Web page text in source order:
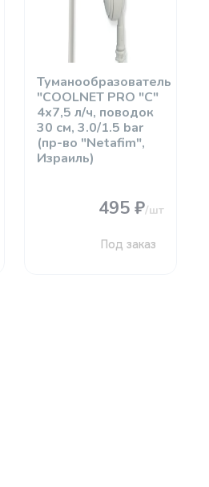
Туманообразователь
"COOLNET PRO "C"
4х7,5 л/ч, поводок
30 см, 3.0/1.5 bar
(пр-во "Netafim",
Израиль)
495 ₽/шт
Под заказ